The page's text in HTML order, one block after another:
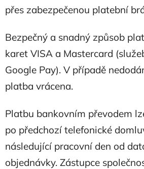
přes zabezpečenou platební
Bezpečný a snadný způsob
karet VISA a Mastercard
Google Pay). V případě
platba vrácena.
Platbu bankovním převodem
po předchozí telefonické
následující pracovní den od
objednávky. Zástupce